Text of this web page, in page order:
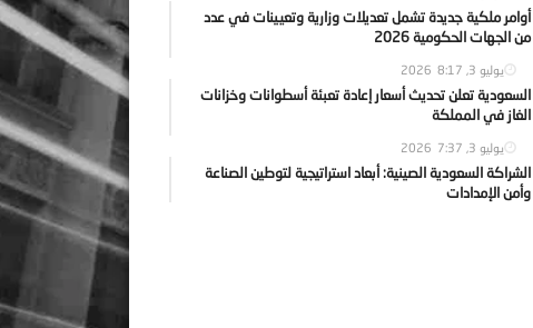
أوامر ملكية جديدة تشمل تعديلات وزارية وتعيينات في عدد
من الجهات الحكومية 2026
يوليو 3, 2026 8:17
السعودية تعلن تحديث أسعار إعادة تعبئة أسطوانات وخزانات
الغاز في المملكة
يوليو 3, 2026 7:37
الشراكة السعودية الصينية: أبعاد استراتيجية لتوطين الصناعة
وأمن الإمدادات